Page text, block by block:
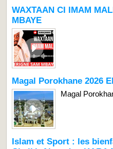
WAXTAAN CI IMAM
MBAYE
Magal Porokhane 2026
Magal
Islam et Sport : les